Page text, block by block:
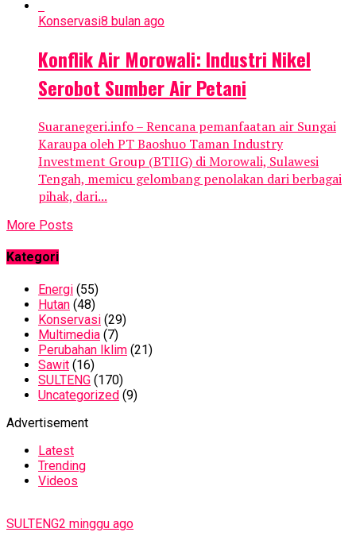
Konservasi8 bulan ago
Konflik Air Morowali: Industri Nikel
Serobot Sumber Air Petani
Suaranegeri.info – Rencana pemanfaatan air Sungai
Karaupa oleh PT Baoshuo Taman Industry
Investment Group (BTIIG) di Morowali, Sulawesi
Tengah, memicu gelombang penolakan dari berbagai
pihak, dari...
More Posts
Kategori
Energi (55)
Hutan (48)
Konservasi (29)
Multimedia (7)
Perubahan Iklim (21)
Sawit (16)
SULTENG (170)
Uncategorized (9)
Advertisement
Latest
Trending
Videos
SULTENG2 minggu ago